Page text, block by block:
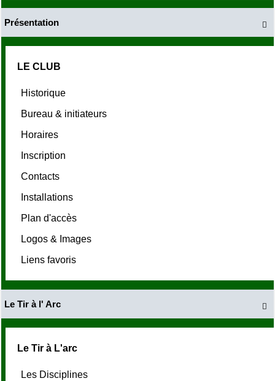

Présentation
LE CLUB
Historique
Bureau & initiateurs
Horaires
Inscription
Contacts
Installations
Plan d'accès
Logos & Images
Liens favoris

Le Tir à l' Arc
Le Tir à L'arc
Les Disciplines